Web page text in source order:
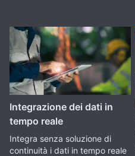
Integrazione dei dati in
tempo reale
Integra senza soluzione di
continuità i dati in tempo reale